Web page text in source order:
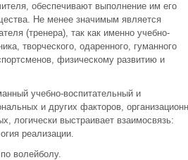
обеспечивают выполнение им его
Не менее значимым является
(тренера), так как именно учебно-
творческого, одаренного, гуманного
физическому развитию и
учебно-воспитательный и
и других факторов,
логически выстраивает взаимосвязь:
реализации.
волейболу.